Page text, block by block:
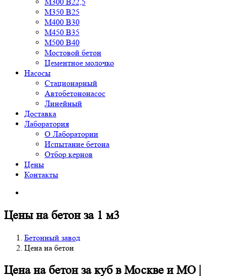
М350 В25
М400 В30
М450 В35
М500 В40
Мостовой бетон
Цементное молочко
Насосы
Стационарный
Автобетононасос
Линейный
Доставка
Лаборатория
О Лаборатории
Испытание бетона
Отбор кернов
Цены
Контакты
Цены на бетон за 1 м3
Бетонный завод
Цена на бетон
Цена на бетон за куб в Москве и МО |